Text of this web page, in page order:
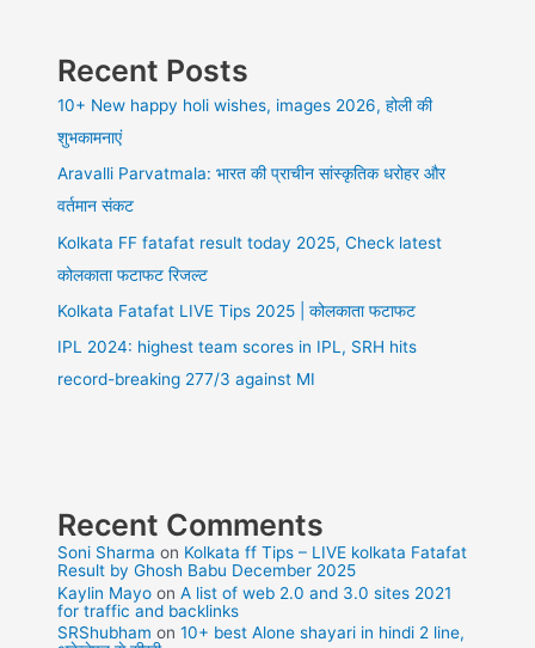
Recent Posts
10+ New happy holi wishes, images 2026, होली की
शुभकामनाएं
Aravalli Parvatmala: भारत की प्राचीन सांस्कृतिक धरोहर और
वर्तमान संकट
Kolkata FF fatafat result today 2025, Check latest
कोलकाता फटाफट रिजल्ट
Kolkata Fatafat LIVE Tips 2025 | कोलकाता फटाफट
IPL 2024: highest team scores in IPL, SRH hits
record-breaking 277/3 against MI
Recent Comments
Soni Sharma on Kolkata ff Tips – LIVE kolkata Fatafat
Result by Ghosh Babu December 2025
Kaylin Mayo onA list of web 2.0 and 3.0 sites 2021
for traffic and backlinks
SRShubham on10+ best Alone shayari in hindi 2 line,